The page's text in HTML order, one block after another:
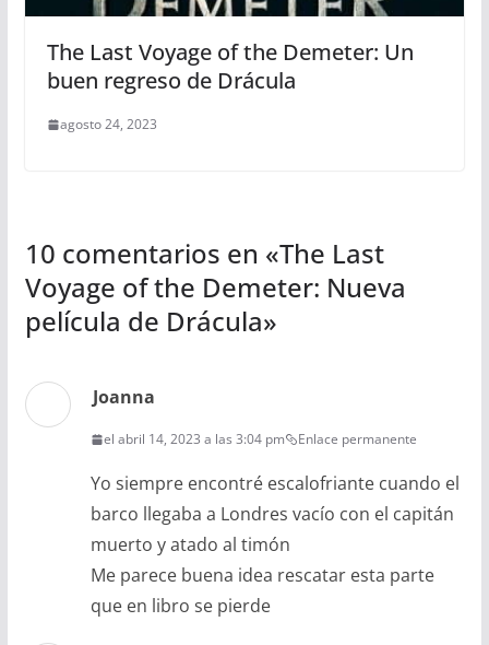
The Last Voyage of the Demeter: Un
buen regreso de Drácula
agosto 24, 2023
10 comentarios en «The Last
Voyage of the Demeter: Nueva
película de Drácula»
Joanna
el abril 14, 2023 a las 3:04 pm Enlace permanente
Yo siempre encontré escalofriante cuando el
barco llegaba a Londres vacío con el capitán
muerto y atado al timón
Me parece buena idea rescatar esta parte
que en libro se pierde